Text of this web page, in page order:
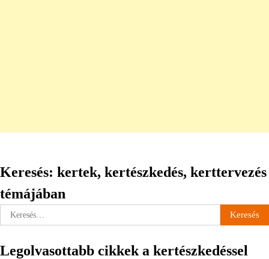
Keresés: kertek, kertészkedés, kerttervezés
témájában
Keresés:
Legolvasottabb cikkek a kertészkedéssel